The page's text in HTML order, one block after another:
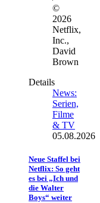
©
2026
Netflix,
Inc.,
David
Brown
Details
News:
Serien,
Filme
& TV
05.08.2026
Neue Staffel bei
Netflix: So geht
es bei „Ich und
die Walter
Boys“ weiter